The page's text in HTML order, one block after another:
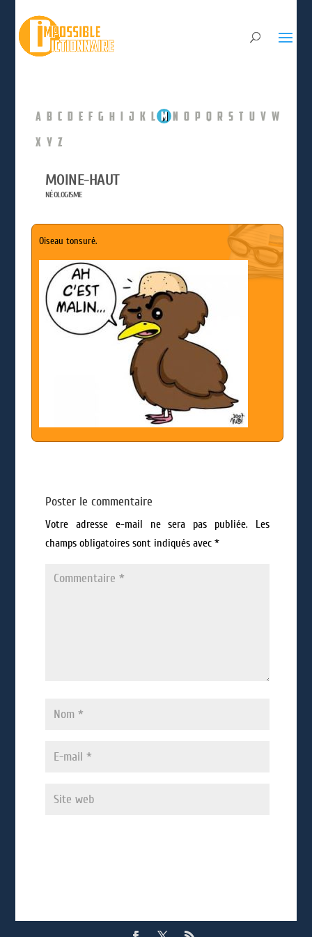
A B C D E F G H I J K L M N O P Q R S T U V W
X Y Z
MOINE-HAUT
NÉOLOGISME
Oiseau tonsuré.
Poster le commentaire
Votre adresse e-mail ne sera pas publiée.
Les
champs obligatoires sont indiqués avec *